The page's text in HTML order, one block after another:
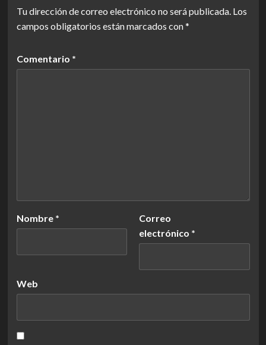
Tu dirección de correo electrónico no será publicada. Los
campos obligatorios están marcados con*
Comentario *
Nombre *
Correo
electrónico *
Web